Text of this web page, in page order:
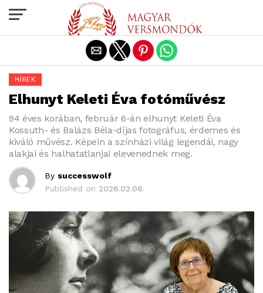
HÍREK
Elhunyt Keleti Éva fotóművész
94 éves korában, február 6-án elhunyt Keleti Éva
Kossuth- és Balázs Béla-díjas fotográfus, érdemes és
kiváló művész. Képein a színházi világ legendái, nagy
alakjai és halhatatlanjai elevenednek meg.
By successwolf
Published on 2026.02.06.
Exit mobile version